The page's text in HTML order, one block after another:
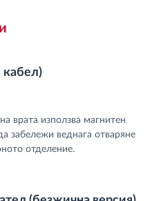
кабел)
врата използва магнитен
забележи веднага отваряне
отделение.